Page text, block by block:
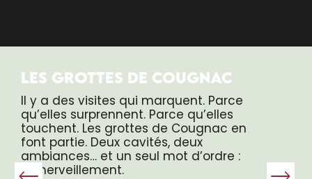
LES GROTTES DE COUGNAC
Il y a des visites qui marquent. Parce
qu’elles surprennent. Parce qu’elles
touchent. Les grottes de Cougnac en
font partie. Deux cavités, deux
ambiances… et un seul mot d’ordre :
l’émerveillement.